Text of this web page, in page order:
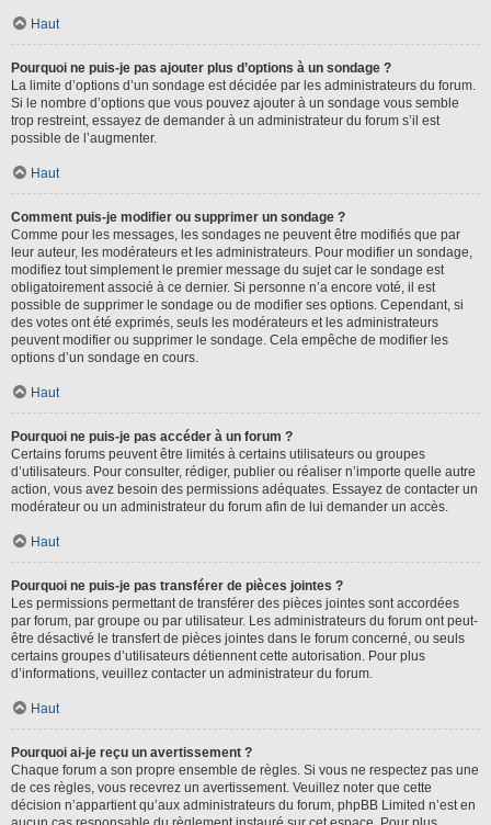
Haut
Pourquoi ne puis-je pas ajouter plus d’options à un sondage ?
La limite d’options d’un sondage est décidée par les administrateurs du forum.
Si le nombre d’options que vous pouvez ajouter à un sondage vous semble
trop restreint, essayez de demander à un administrateur du forum s’il est
possible de l’augmenter.
Haut
Comment puis-je modifier ou supprimer un sondage ?
Comme pour les messages, les sondages ne peuvent être modifiés que par
leur auteur, les modérateurs et les administrateurs. Pour modifier un sondage,
modifiez tout simplement le premier message du sujet car le sondage est
obligatoirement associé à ce dernier. Si personne n’a encore voté, il est
possible de supprimer le sondage ou de modifier ses options. Cependant, si
des votes ont été exprimés, seuls les modérateurs et les administrateurs
peuvent modifier ou supprimer le sondage. Cela empêche de modifier les
options d’un sondage en cours.
Haut
Pourquoi ne puis-je pas accéder à un forum ?
Certains forums peuvent être limités à certains utilisateurs ou groupes
d’utilisateurs. Pour consulter, rédiger, publier ou réaliser n’importe quelle autre
action, vous avez besoin des permissions adéquates. Essayez de contacter un
modérateur ou un administrateur du forum afin de lui demander un accès.
Haut
Pourquoi ne puis-je pas transférer de pièces jointes ?
Les permissions permettant de transférer des pièces jointes sont accordées
par forum, par groupe ou par utilisateur. Les administrateurs du forum ont peut-
être désactivé le transfert de pièces jointes dans le forum concerné, ou seuls
certains groupes d’utilisateurs détiennent cette autorisation. Pour plus
d’informations, veuillez contacter un administrateur du forum.
Haut
Pourquoi ai-je reçu un avertissement ?
Chaque forum a son propre ensemble de règles. Si vous ne respectez pas une
de ces règles, vous recevrez un avertissement. Veuillez noter que cette
décision n’appartient qu’aux administrateurs du forum, phpBB Limited n’est en